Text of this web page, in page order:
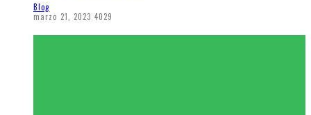
Blog
marzo 21, 2023 4029